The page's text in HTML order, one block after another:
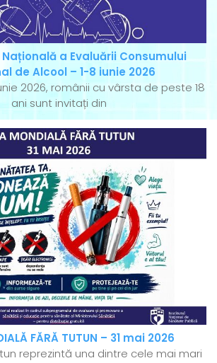
a Evaluării Consumului
de Alcool – 1-8 iunie 2026
2026, românii cu vârsta de peste 18
ani sunt invitați din
FĂRĂ TUTUN – 31 mai 2026
reprezintă una dintre cele mai mari